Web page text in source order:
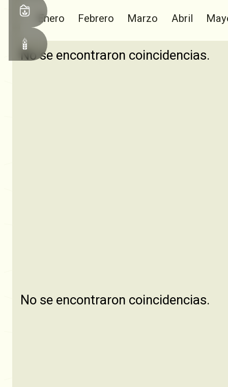
Enero Febrero Marzo Abril
No se encontraron coincidencias.
No se encontraron coincidencias.